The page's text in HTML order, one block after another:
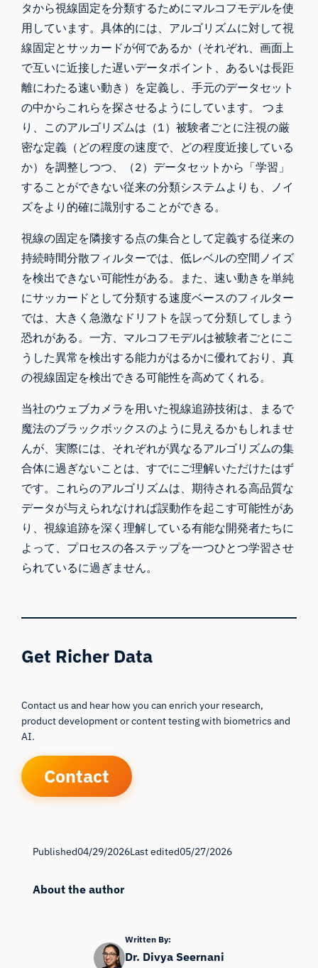
タから視線固定を分類するためにマルコフモデルを使
用しています。具体的には、アルゴリズムに対して視
線固定とサッカードが何であるか（それぞれ、画面上
で互いに近接した遅いデータポイント、あるいは長距
離にわたる速い動き）を定義し、手元のデータセット
の中からこれらを探させるようにしています。 つま
り、このアルゴリズムは（1）被験者ごとに注視の厳
密な定義（どの程度の速度で、どの程度近接している
か）を調整しつつ、（2）データセットから「学習」
することができない従来の分類システムよりも、ノイ
ズをより的確に識別することができる。
視線の固定を隣接する点の集合として定義する従来の
持続時間分散フィルターでは、低レベルの空間ノイズ
を検出できない可能性がある。また、速い動きを単純
にサッカードとして分類する速度ベースのフィルター
では、大きく急激なドリフトを誤って分類してしまう
恐れがある。一方、マルコフモデルは被験者ごとにこ
うした異常を検出する能力がはるかに優れており、真
の視線固定を検出できる可能性を高めてくれる。
当社のウェブカメラを用いた視線追跡技術は、まるで
魔法のブラックボックスのように見えるかもしれませ
んが、実際には、それぞれが異なるアルゴリズムの集
合体に過ぎないことは、すでにご理解いただけたはず
です。これらのアルゴリズムは、期待される高品質な
データが与えられなければ誤動作を起こす可能性があ
り、視線追跡を深く理解している有能な開発者たちに
よって、プロセスの各ステップを一つひとつ学習させ
られているに過ぎません。
Get Richer Data
Contact us and hear how you can enrich your research,
product development or content testing with biometrics and
AI.
Contact
Published04/29/2026Last edited05/27/2026
About the author
Written By:
Dr. Divya Seernani